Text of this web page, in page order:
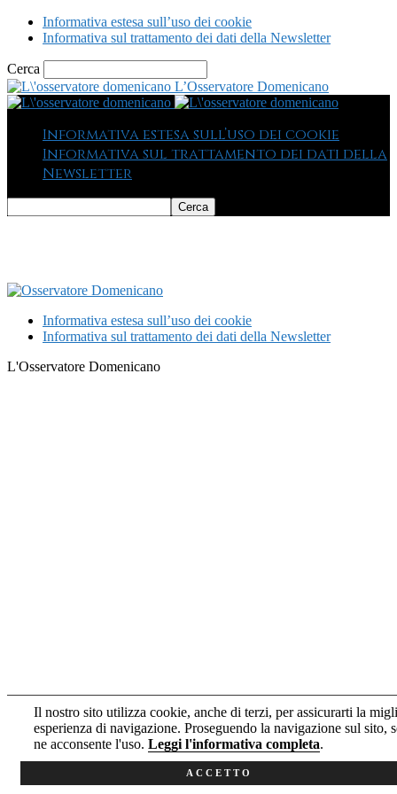
Il nostro sito utilizza cookie, anche di terzi, per assicurarti la
esperienza di navigazione. Proseguendo la navigazione sul sito,
ne acconsente l'uso. Leggi l'informativa completa.
ACCETTO
Informativa estesa sull’uso dei cookie
Informativa sul trattamento dei dati della Newsletter
Cerca
L’Osservatore Domenicano
Informativa estesa sull’uso dei cookie
Informativa sul trattamento dei dati della
Newsletter
Informativa estesa sull’uso dei cookie
Informativa sul trattamento dei dati della Newsletter
L'Osservatore Domenicano